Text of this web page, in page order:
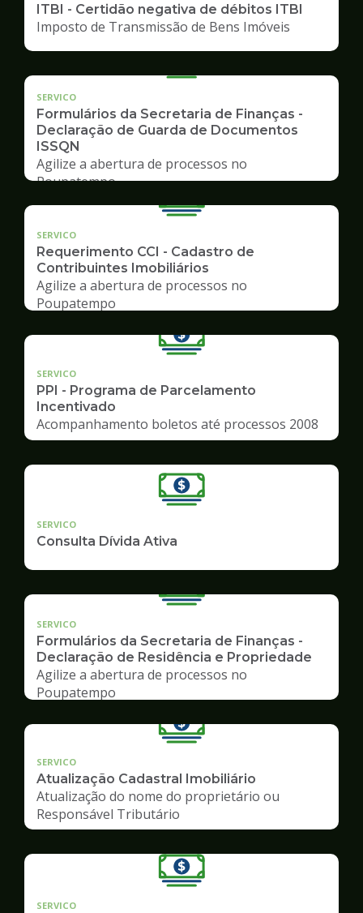
ITBI - Certidão negativa de débitos ITBI
Imposto de Transmissão de Bens Imóveis
SERVICO
Formulários da Secretaria de Finanças -
Declaração de Guarda de Documentos
ISSQN
Agilize a abertura de processos no
Poupatempo
SERVICO
Requerimento CCI - Cadastro de
Contribuintes Imobiliários
Agilize a abertura de processos no
Poupatempo
SERVICO
PPI - Programa de Parcelamento
Incentivado
Acompanhamento boletos até processos 2008
SERVICO
Consulta Dívida Ativa
SERVICO
Formulários da Secretaria de Finanças -
Declaração de Residência e Propriedade
Agilize a abertura de processos no
Poupatempo
SERVICO
Atualização Cadastral Imobiliário
Atualização do nome do proprietário ou
Responsável Tributário
SERVICO